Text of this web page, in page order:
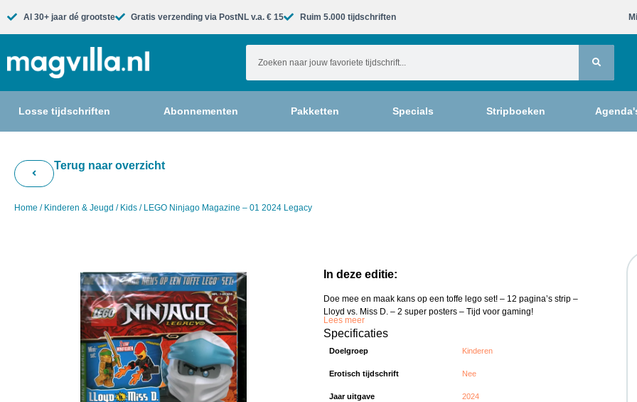
Al 30+ jaar dé grootste​ Gratis verzending via PostNL v.a. € 15 Ruim 5.000 tijdschriften​
Losse tijdschriften Abonnementen Pakketten Specials Stripboeken
Terug naar overzicht
Home / Kinderen & Jeugd / Kids / LEGO Ninjago Magazine – 01 2024 Legacy
In deze editie:
Doe mee en maak kans op een toffe lego set! – 12 pagina’s strip –
Lloyd vs. Miss D. – 2 super posters – Tijd voor gaming!
Lees meer
Specificaties
Doelgroep Kinderen
Erotisch tijdschrift Nee
Jaar uitgave 2024